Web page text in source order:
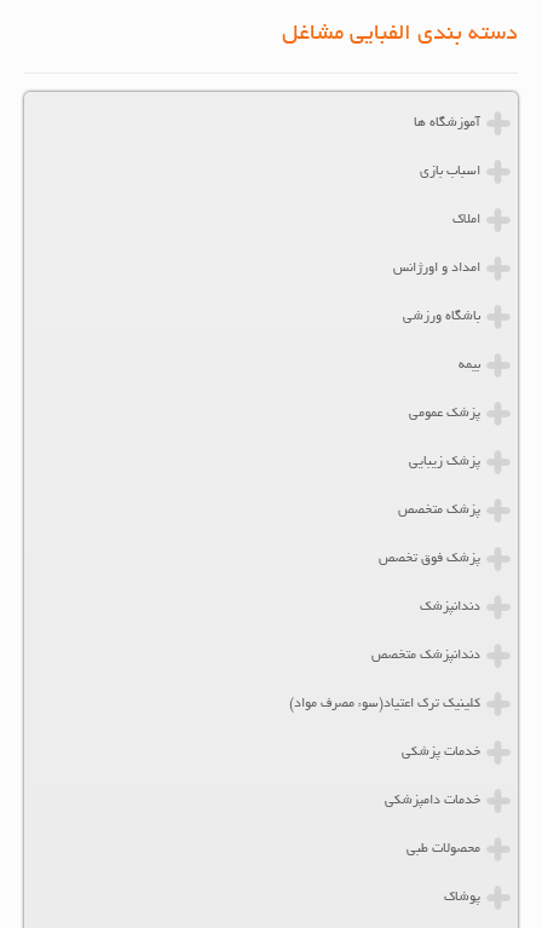
دسته بندی الفبایی مشاغل
آموزشگاه ها
اسباب بازی
املاک
امداد و اورژانس
باشگاه ورزشی
بیمه
پزشک عمومی
پزشک زیبایی
پزشک متخصص
پزشک فوق تخصص
دندانپزشک
دندانپزشک متخصص
کلینیک ترک اعتیاد(سوء مصرف مواد)
خدمات پزشکی
خدمات دامپزشکی
محصولات طبی
پوشاک